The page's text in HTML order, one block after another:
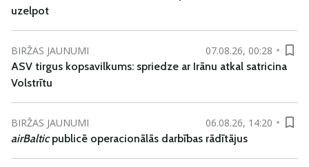
uzelpot
BIRŽAS JAUNUMI
07.08.26, 00:28
ASV tirgus kopsavilkums: spriedze ar Irānu atkal satricina
Volstrītu
BIRŽAS JAUNUMI
06.08.26, 14:20
airBalticpublicē operacionālās darbības rādītājus